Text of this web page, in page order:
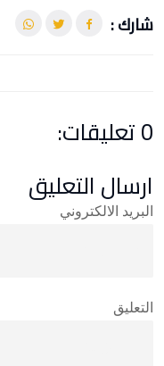
شارك :
0 تعليقات:
ارسال التعليق
البريد الالكتروني
التعليق